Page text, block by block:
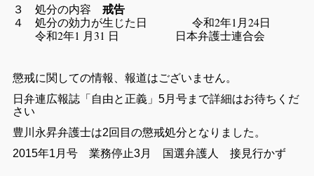
３ 処分の内容戒告
４ 処分の効力が生じた日 令和2年1月24日
令和2年1 月31 日 日本弁護士連合会
懲戒に関しての情報、報道はございません。
日弁連広報誌「自由と正義」5月号まで詳細はお待ちくだ
さい
豊川永昇弁護士は2回目の懲戒処分となりました。
2015年1月号 業務停止3月 国選弁護人 接見行かず